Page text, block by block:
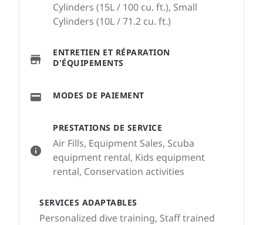
PRESTATIONS DE SERVICE
Air Fills, Equipment Sales, Scuba
equipment rental, Kids equipment
rental, Conservation activities
SERVICES ADAPTABLES
Personalized dive training, Staff trained
Cylinders (15L / 100 cu. ft.), Small
Cylinders (10L / 71.2 cu. ft.)
ENTRETIEN ET RÉPARATION
D'ÉQUIPEMENTS
MODES DE PAIEMENT